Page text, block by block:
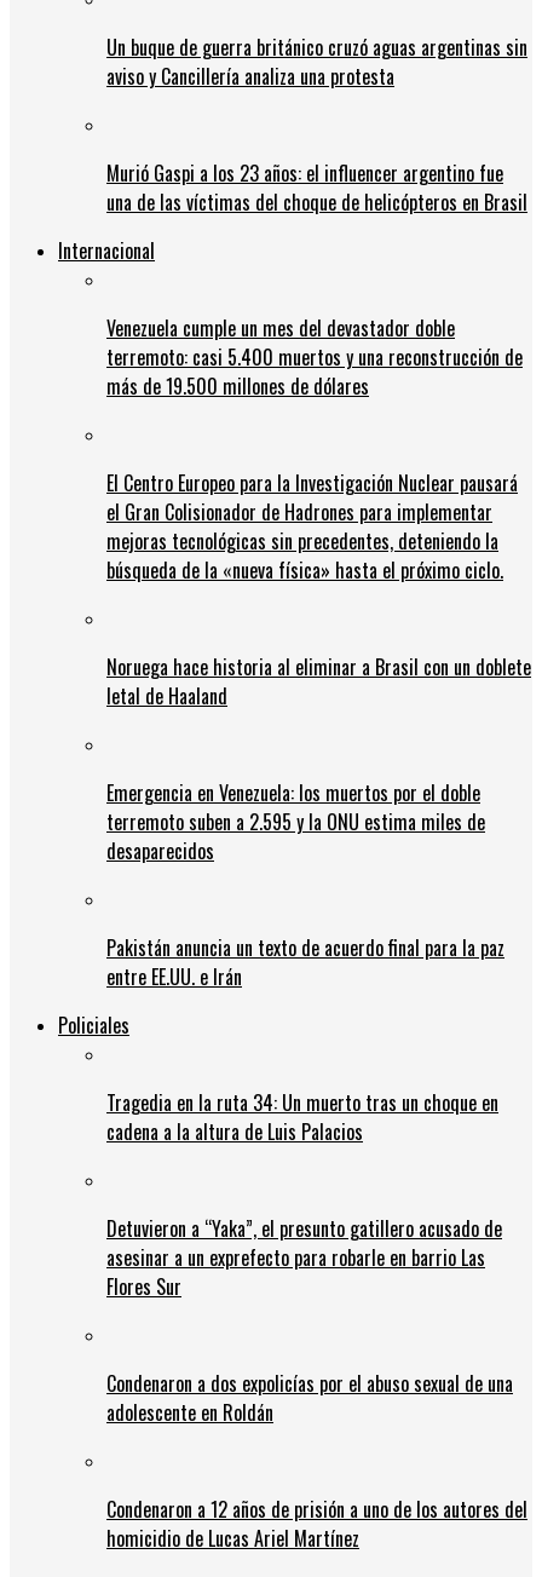
Un buque de guerra británico cruzó aguas argentinas sin
aviso y Cancillería analiza una protesta
Murió Gaspi a los 23 años: el influencer argentino fue
una de las víctimas del choque de helicópteros en Brasil
Internacional
Venezuela cumple un mes del devastador doble
terremoto: casi 5.400 muertos y una reconstrucción de
más de 19.500 millones de dólares
El Centro Europeo para la Investigación Nuclear pausará
el Gran Colisionador de Hadrones para implementar
mejoras tecnológicas sin precedentes, deteniendo la
búsqueda de la «nueva física» hasta el próximo ciclo.
Noruega hace historia al eliminar a Brasil con un doblete
letal de Haaland
Emergencia en Venezuela: los muertos por el doble
terremoto suben a 2.595 y la ONU estima miles de
desaparecidos
Pakistán anuncia un texto de acuerdo final para la paz
entre EE.UU. e Irán
Policiales
Tragedia en la ruta 34: Un muerto tras un choque en
cadena a la altura de Luis Palacios
Detuvieron a “Yaka”, el presunto gatillero acusado de
asesinar a un exprefecto para robarle en barrio Las
Flores Sur
Condenaron a dos expolicías por el abuso sexual de una
adolescente en Roldán
Condenaron a 12 años de prisión a uno de los autores del
homicidio de Lucas Ariel Martínez